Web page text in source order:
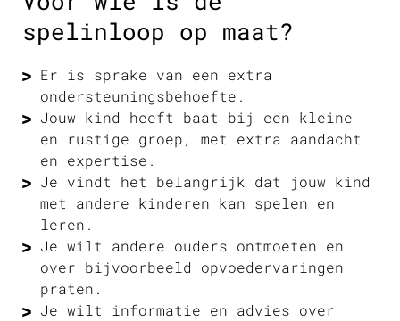
spelinloop op maat?
Er is sprake van een extra
ondersteuningsbehoefte.
Jouw kind heeft baat bij een kleine
en rustige groep, met extra aandacht
en expertise.
Je vindt het belangrijk dat jouw kind
met andere kinderen kan spelen en
leren.
Je wilt andere ouders ontmoeten en
over bijvoorbeeld opvoedervaringen
praten.
Je wilt informatie en advies over